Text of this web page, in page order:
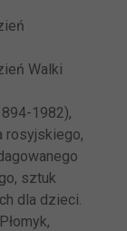
Walki
1982),
rosyjskiego,
sztuk
dla dzieci.